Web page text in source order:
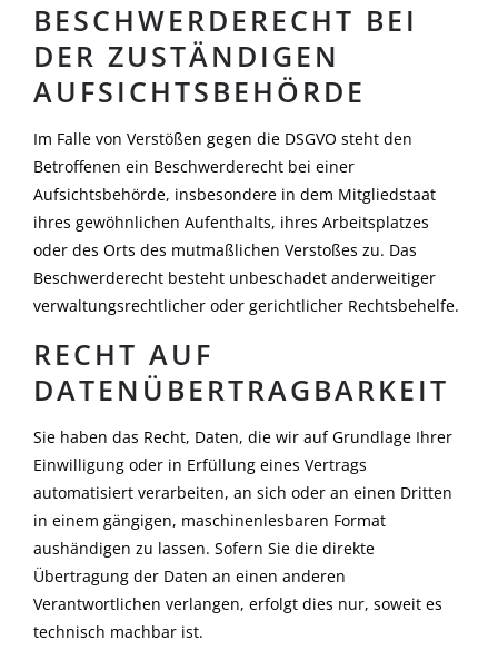
BESCHWERDERECHT BEI
DER ZUSTÄNDIGEN
AUFSICHTSBEHÖRDE
Im Falle von Verstößen gegen die DSGVO steht den
Betroffenen ein Beschwerderecht bei einer
Aufsichtsbehörde, insbesondere in dem Mitgliedstaat
ihres gewöhnlichen Aufenthalts, ihres Arbeitsplatzes
oder des Orts des mutmaßlichen Verstoßes zu. Das
Beschwerderecht besteht unbeschadet anderweitiger
verwaltungsrechtlicher oder gerichtlicher Rechtsbehelfe.
RECHT AUF
DATENÜBERTRAGBARKEIT
Sie haben das Recht, Daten, die wir auf Grundlage Ihrer
Einwilligung oder in Erfüllung eines Vertrags
automatisiert verarbeiten, an sich oder an einen Dritten
in einem gängigen, maschinenlesbaren Format
aushändigen zu lassen. Sofern Sie die direkte
Übertragung der Daten an einen anderen
Verantwortlichen verlangen, erfolgt dies nur, soweit es
technisch machbar ist.